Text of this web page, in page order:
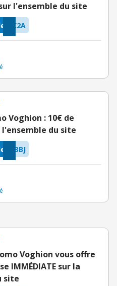
l'ensemble du site
K2A
Voghion : 10€ de
du site
3BJ
Voghion vous offre
IMMÉDIATE sur la
site